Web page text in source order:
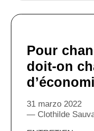
Pour
doit-on
31 marzo 2022
Clothilde